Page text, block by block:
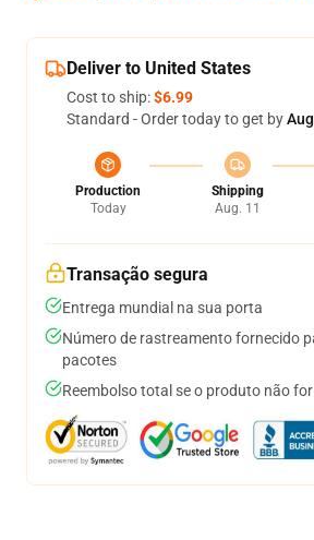
Deliver to United States
Cost to ship:$6.99
Standard - Order today to get by
Production
Today
Shipping
Aug. 11
Transação segura
Entrega mundial na sua porta
Número de rastreamento fornecido
pacotes
Reembolso total se o produto não